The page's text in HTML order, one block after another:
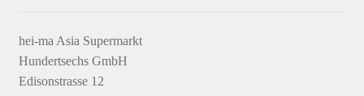
hei-ma Asia Supermarkt
Hundertsechs GmbH
Edisonstrasse 12